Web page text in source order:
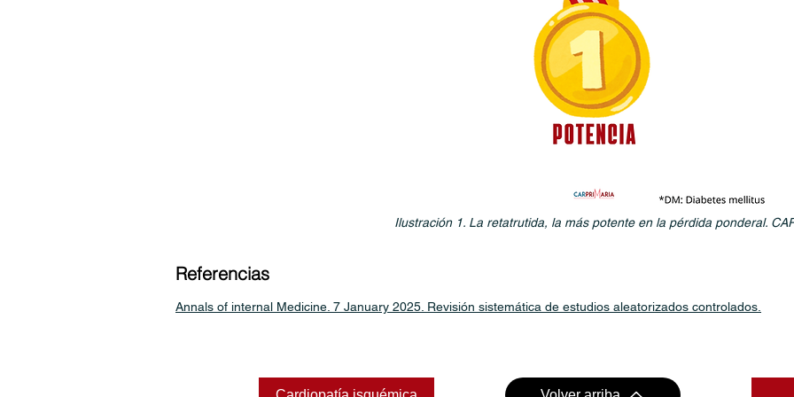
Ilustración 1. La retatrutida, la más potente en la pérdida ponderal.
Referencias
Annals of internal Medicine. 7 January 2025. Revisión sistemática de estudios aleatorizados controlados.